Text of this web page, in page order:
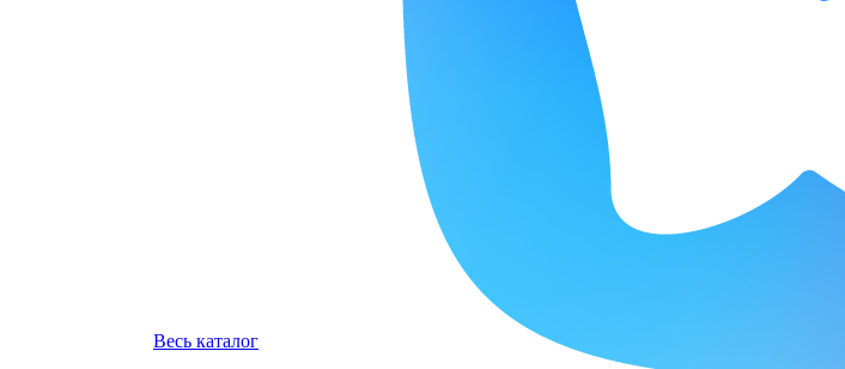
Весь каталог